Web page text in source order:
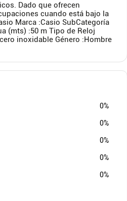
Dado que ofrecen
cuando está bajo la
Marca :Casio SubCategoría
(mts) :50 m Tipo de Reloj
inoxidable Género :Hombre
0%
0%
0%
0%
0%
$ 229.900 -23%
$ 299.900
Cuota de Referencia*
quincenas de